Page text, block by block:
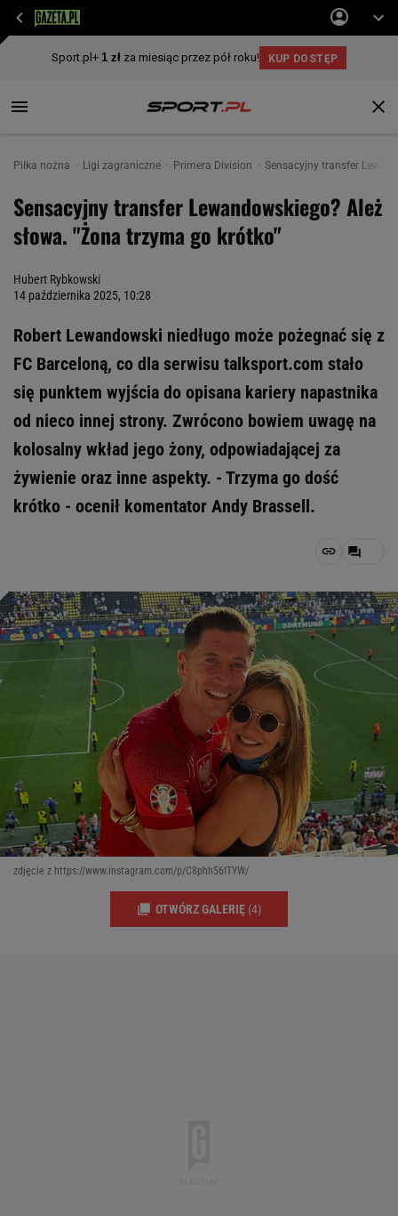
Piłka nożna Ligi zagraniczne Primera Division Sensacyjny transfer
Sensacyjny transfer Lewandowskiego? Ależ
słowa. "Żona trzyma go krótko"
Hubert Rybkowski
14 października 2025, 10:28
Robert Lewandowski niedługo może pożegnać się z
FC Barceloną, co dla serwisu talksport.com stało
się punktem wyjścia do opisana kariery napastnika
od nieco innej strony. Zwrócono bowiem uwagę na
kolosalny wkład jego żony, odpowiadającej za
żywienie oraz inne aspekty. - Trzyma go dość
krótko - ocenił komentator Andy Brassell.
zdjęcie z https://www.instagram.com/p/C8phh56ITYW/
OTWÓRZ GALERIĘ (4)